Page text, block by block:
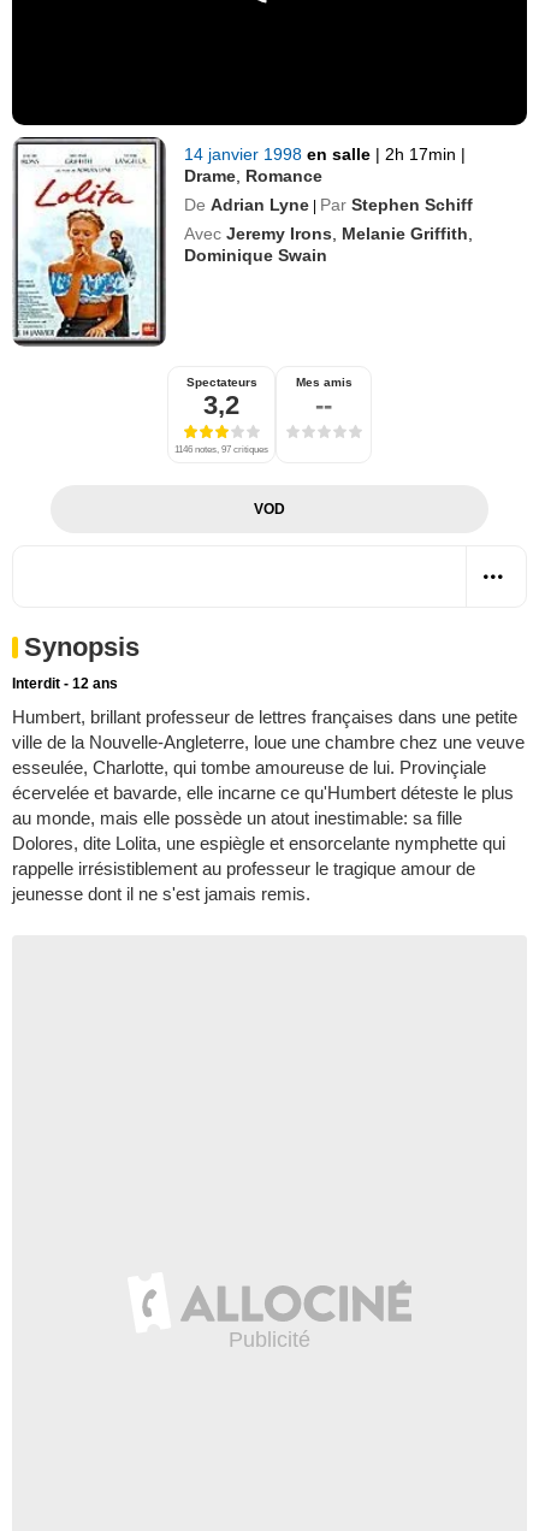
14 janvier 1998en salle | 2h 17min |
Drame Romance
De Adrian Lyne | Par Stephen Schiff
Avec Jeremy Irons Melanie Griffith
Dominique Swain
Spectateurs
3,2
1146 notes, 97 critiques
Mes amis
--
VOD
Synopsis
Interdit - 12 ans
Humbert, brillant professeur de lettres françaises dans une petite
ville de la Nouvelle-Angleterre, loue une chambre chez une veuve
esseulée, Charlotte, qui tombe amoureuse de lui. Provinçiale
écervelée et bavarde, elle incarne ce qu'Humbert déteste le plus
au monde, mais elle possède un atout inestimable: sa fille
Dolores, dite Lolita, une espiègle et ensorcelante nymphette qui
rappelle irrésistiblement au professeur le tragique amour de
jeunesse dont il ne s'est jamais remis.